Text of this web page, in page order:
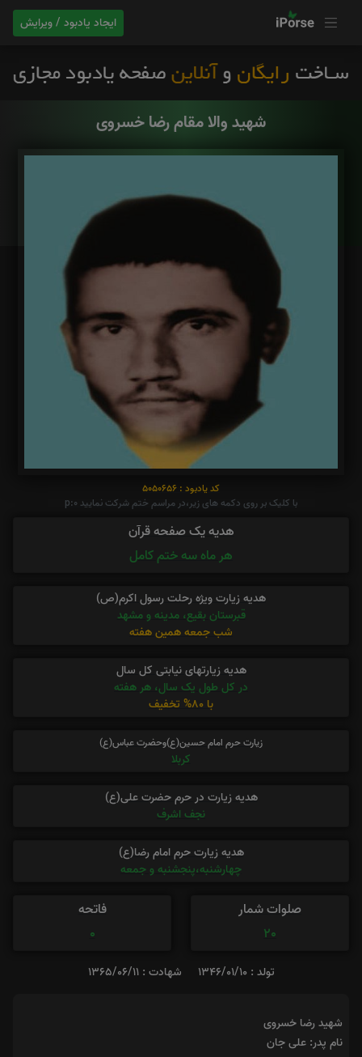
ایجاد یادبود / ویرایش
شهید والا مقام رضا خسروی
کد یادبود : 5050656
با کلیک بر روی دکمه های زیر،در مراسم ختم شرکت نمایید p:0
هدیه یک صفحه قرآن
هر ماه سه ختم کامل
هدیه زیارت ویژه رحلت رسول اکرم(ص)
قبرستان بقیع، مدینه و مشهد
شب جمعه همین هفته
هدیه زیارتهای نیابتی کل سال
در کل طول یک سال، هر هفته
با 80% تخفیف
زیارت حرم امام حسین(ع)وحضرت عباس(ع)
کربلا
هدیه زیارت در حرم حضرت علی(ع)
نجف اشرف
هدیه زیارت حرم امام رضا(ع)
چهارشنبه،پنجشنبه و جمعه
صلوات شمار
20
فاتحه
0
تولد : 1346/01/10 شهادت : 1365/06/11
شهید رضا خسروی
نام پدر: علی جان